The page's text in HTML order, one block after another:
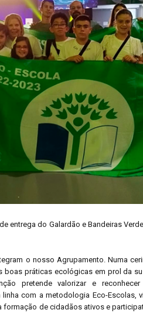
entrega do Galardão e Bandeiras
o nosso Agrupamento. Numa
práticas ecológicas em prol da
pretende valorizar e
com a metodologia Eco-Escolas,
de cidadãos ativos e